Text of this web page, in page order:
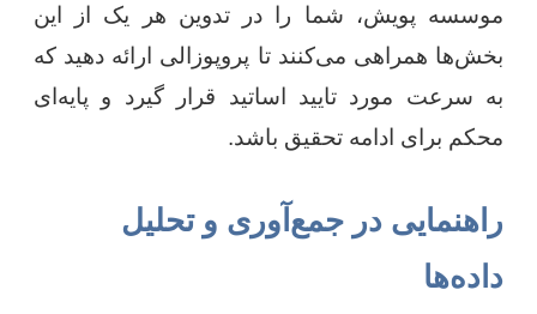
موسسه پویش، شما را در تدوین هر یک از این
بخش‌ها همراهی می‌کنند تا پروپوزالی ارائه دهید که
به سرعت مورد تایید اساتید قرار گیرد و پایه‌ای
محکم برای ادامه تحقیق باشد.
راهنمایی در جمع‌آوری و تحلیل
داده‌ها